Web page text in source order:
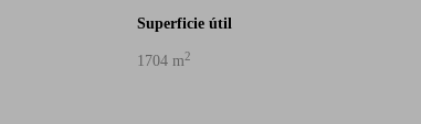
Superficie útil
1704 m2